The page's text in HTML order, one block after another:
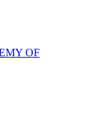
OF